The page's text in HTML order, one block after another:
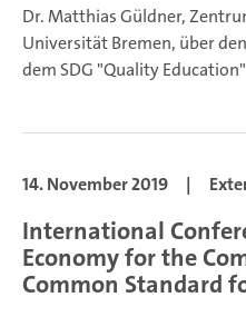
Dr. Matthias Güldner,
Universität Bremen, über
dem SDG "Quality
14. November 2019 |
International
Economy for the
Common Standard